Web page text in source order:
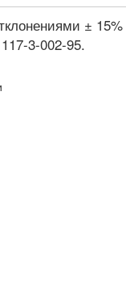
± 15%
3-002-95.